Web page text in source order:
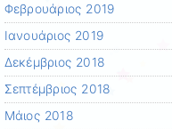
Φεβρουάριος 2019
Ιανουάριος 2019
Δεκέμβριος 2018
Σεπτέμβριος 2018
Μάιος 2018